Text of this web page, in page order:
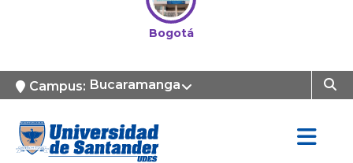
Bogotá
Campus: Bucaramanga